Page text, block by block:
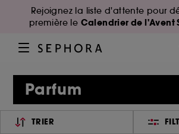
Rejoignez la liste d'attente pour
première le Calendrier de l'Avent
Parfum
TRIER